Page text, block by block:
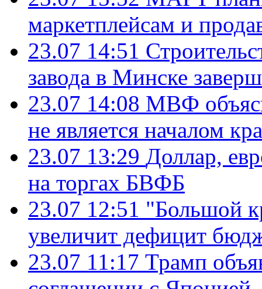
маркетплейсам и
23.07 14:51
завода в Минске
23.07 14:08 МВФ
не является началом
23.07 13:29 Доллар,
на торгах БВФБ
23.07 12:51 "Большой
увеличит дефицит
23.07 11:17 Трамп